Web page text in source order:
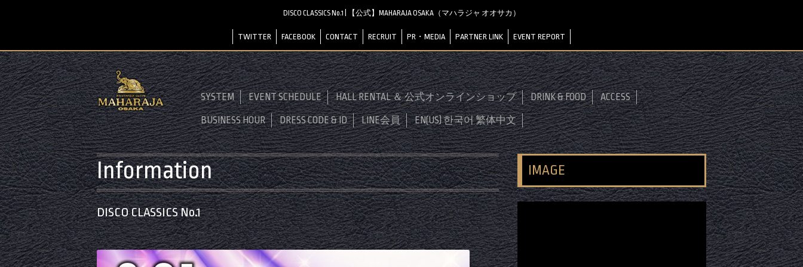
DISCO CLASSICS No.1 | 【公式】MAHARAJA OSAKA（マハラジャ オオサカ）
TWITTER FACEBOOK CONTACT RECRUIT PR・MEDIA PARTNER LINK EVENT REPORT
SYSTEM EVENT SCHEDULE HALL RENTAL ＆ 公式オンラインショップ DRINK & FOOD ACCESS
BUSINESS HOUR DRESS CODE & ID LINE会員 EN(US) 한국어 繁体中文
Information
DISCO CLASSICS No.1
IMAGE